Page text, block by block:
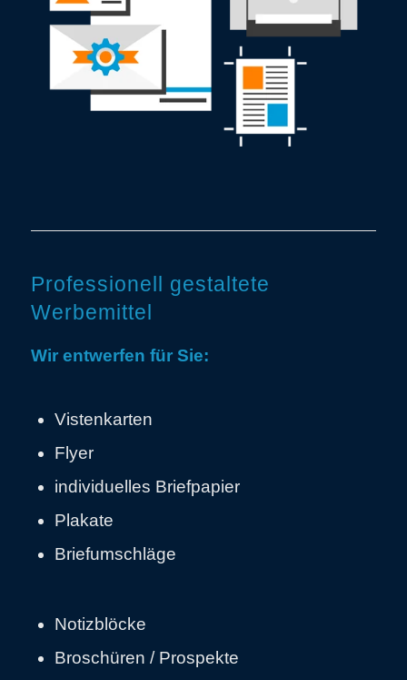
Professionell gestaltete
Werbemittel
Wir entwerfen für Sie:
Vistenkarten
Flyer
individuelles Briefpapier
Plakate
Briefumschläge
Notizblöcke
Broschüren / Prospekte